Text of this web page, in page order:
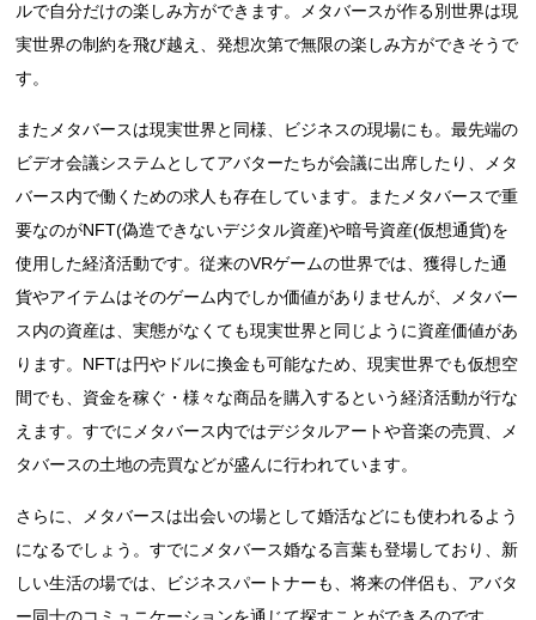
ルで自分だけの楽しみ方ができます。メタバースが作る別世界は現
実世界の制約を飛び越え、発想次第で無限の楽しみ方ができそうで
す。
またメタバースは現実世界と同様、ビジネスの現場にも。最先端の
ビデオ会議システムとしてアバターたちが会議に出席したり、メタ
バース内で働くための求人も存在しています。またメタバースで重
要なのがNFT(偽造できないデジタル資産)や暗号資産(仮想通貨)を
使用した経済活動です。従来のVRゲームの世界では、獲得した通
貨やアイテムはそのゲーム内でしか価値がありませんが、メタバー
ス内の資産は、実態がなくても現実世界と同じように資産価値があ
ります。NFTは円やドルに換金も可能なため、現実世界でも仮想空
間でも、資金を稼ぐ・様々な商品を購入するという経済活動が行な
えます。すでにメタバース内ではデジタルアートや音楽の売買、メ
タバースの土地の売買などが盛んに行われています。
さらに、メタバースは出会いの場として婚活などにも使われるよう
になるでしょう。すでにメタバース婚なる言葉も登場しており、新
しい生活の場では、ビジネスパートナーも、将来の伴侶も、アバタ